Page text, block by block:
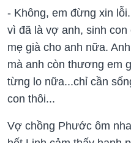
- Không, em đừng xin
vì đã là vợ anh, sinh
mẹ già cho anh nữa.
mà anh còn thương em
từng lo nữa...chỉ cần
con thôi...
Vợ chồng Phước ôm